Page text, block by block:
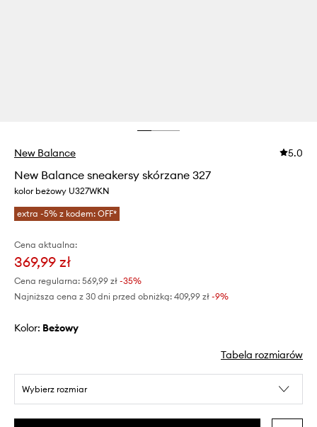
New Balance 5.0
New Balance sneakersy skórzane 327
kolor beżowy U327WKN
extra -5% z kodem: OFF*
Cena aktualna:
369,99 zł
Cena regularna: 569,99 zł -35%
Najniższa cena z 30 dni przed obniżką: 409,99 zł -9%
Kolor: beżowy
Tabela rozmiarów
Wybierz rozmiar